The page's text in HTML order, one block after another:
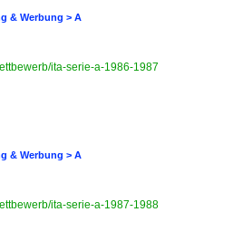
& Werbung > A
ita-serie-a-1986-1987
& Werbung > A
ita-serie-a-1987-1988